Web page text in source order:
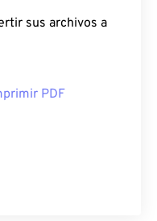
sus archivos a
PDF